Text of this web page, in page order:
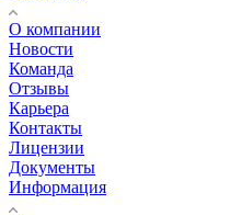
О компании
Новости
Команда
Отзывы
Карьера
Контакты
Лицензии
Документы
Информация